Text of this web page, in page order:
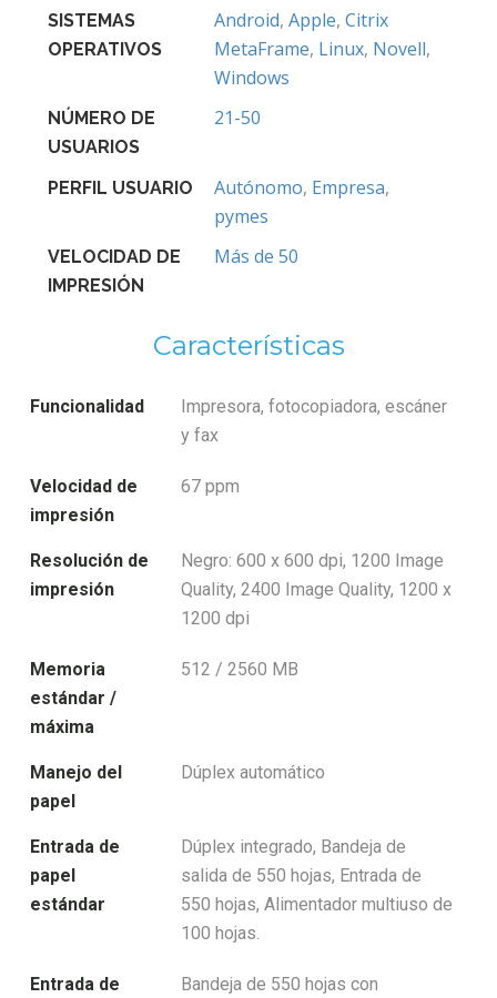
SISTEMAS
OPERATIVOS
Android, Apple, Citrix
MetaFrame, Linux, Novell,
Windows
NÚMERO DE
USUARIOS
21-50
PERFIL USUARIO Autónomo, Empresa,
pymes
VELOCIDAD DE
IMPRESIÓN
Más de 50
Características
Funcionalidad
Impresora, fotocopiadora, escáner
y fax
Velocidad de
impresión
67 ppm
Resolución de
impresión
Negro: 600 x 600 dpi, 1200 Image
Quality, 2400 Image Quality, 1200 x
1200 dpi
Memoria
estándar /
máxima
512 / 2560 MB
Manejo del
papel
Dúplex automático
Entrada de
papel
estándar
Dúplex integrado, Bandeja de
salida de 550 hojas, Entrada de
550 hojas, Alimentador multiuso de
100 hojas.
Entrada de
Bandeja de 550 hojas con